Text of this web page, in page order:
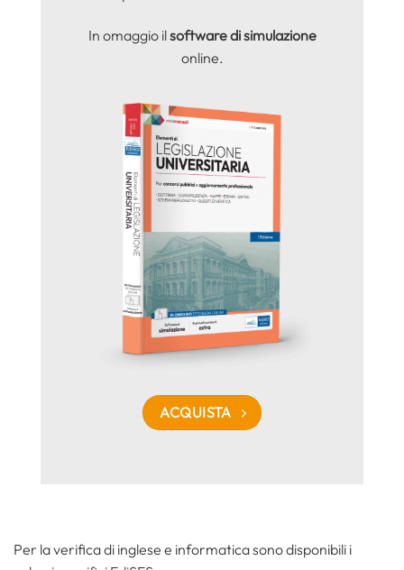
In omaggio ilsoftware di simulazione
online.
ACQUISTA
Per la verifica di inglese e informatica sono disponibili i